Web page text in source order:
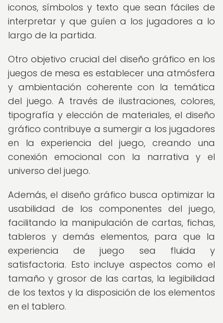
iconos, símbolos y texto que sean fáciles de
interpretar y que guíen a los jugadores a lo
largo de la partida.
Otro objetivo crucial del diseño gráfico en los
juegos de mesa es establecer una atmósfera
y ambientación coherente con la temática
del juego. A través de ilustraciones, colores,
tipografía y elección de materiales, el diseño
gráfico contribuye a sumergir a los jugadores
en la experiencia del juego, creando una
conexión emocional con la narrativa y el
universo del juego.
Además, el diseño gráfico busca optimizar la
usabilidad de los componentes del juego,
facilitando la manipulación de cartas, fichas,
tableros y demás elementos, para que la
experiencia de juego sea fluida y
satisfactoria. Esto incluye aspectos como el
tamaño y grosor de las cartas, la legibilidad
de los textos y la disposición de los elementos
en el tablero.